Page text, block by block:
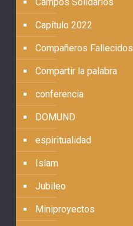
Capítulo 2022
Compañeros Fallecidos
Compartir la palabra
conferencia
DOMUND
espiritualidad
Islam
Jubileo
Miniproyectos